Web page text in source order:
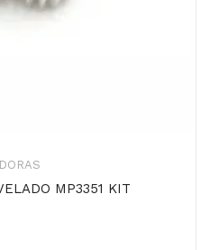
MP3351 KIT